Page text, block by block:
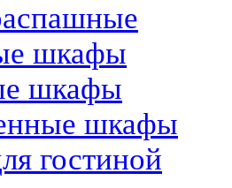
шкафы
шкафы
шкафы
гостиной